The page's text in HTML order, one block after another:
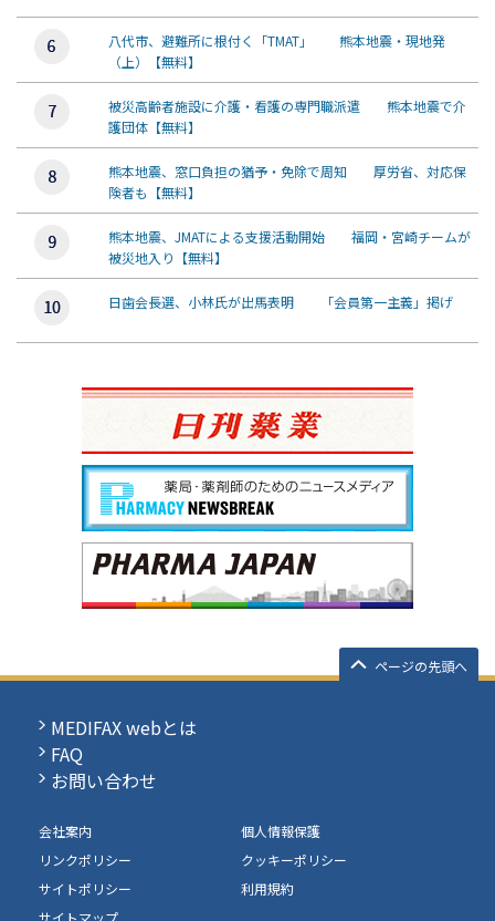
八代市、避難所に根付く「TMAT」 熊本地震・現地発
（上）【無料】
被災高齢者施設に介護・看護の専門職派遣 熊本地震で介
護団体【無料】
熊本地震、窓口負担の猶予・免除で周知 厚労省、対応保
険者も【無料】
熊本地震、JMATによる支援活動開始 福岡・宮崎チームが
被災地入り【無料】
日歯会長選、小林氏が出馬表明 「会員第一主義」掲げ
ページの先頭へ
MEDIFAX webとは
FAQ
お問い合わせ
会社案内
個人情報保護
リンクポリシー
クッキーポリシー
サイトポリシー
利用規約
サイトマップ